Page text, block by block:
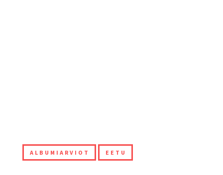
ALBUMIARVIOT EETU